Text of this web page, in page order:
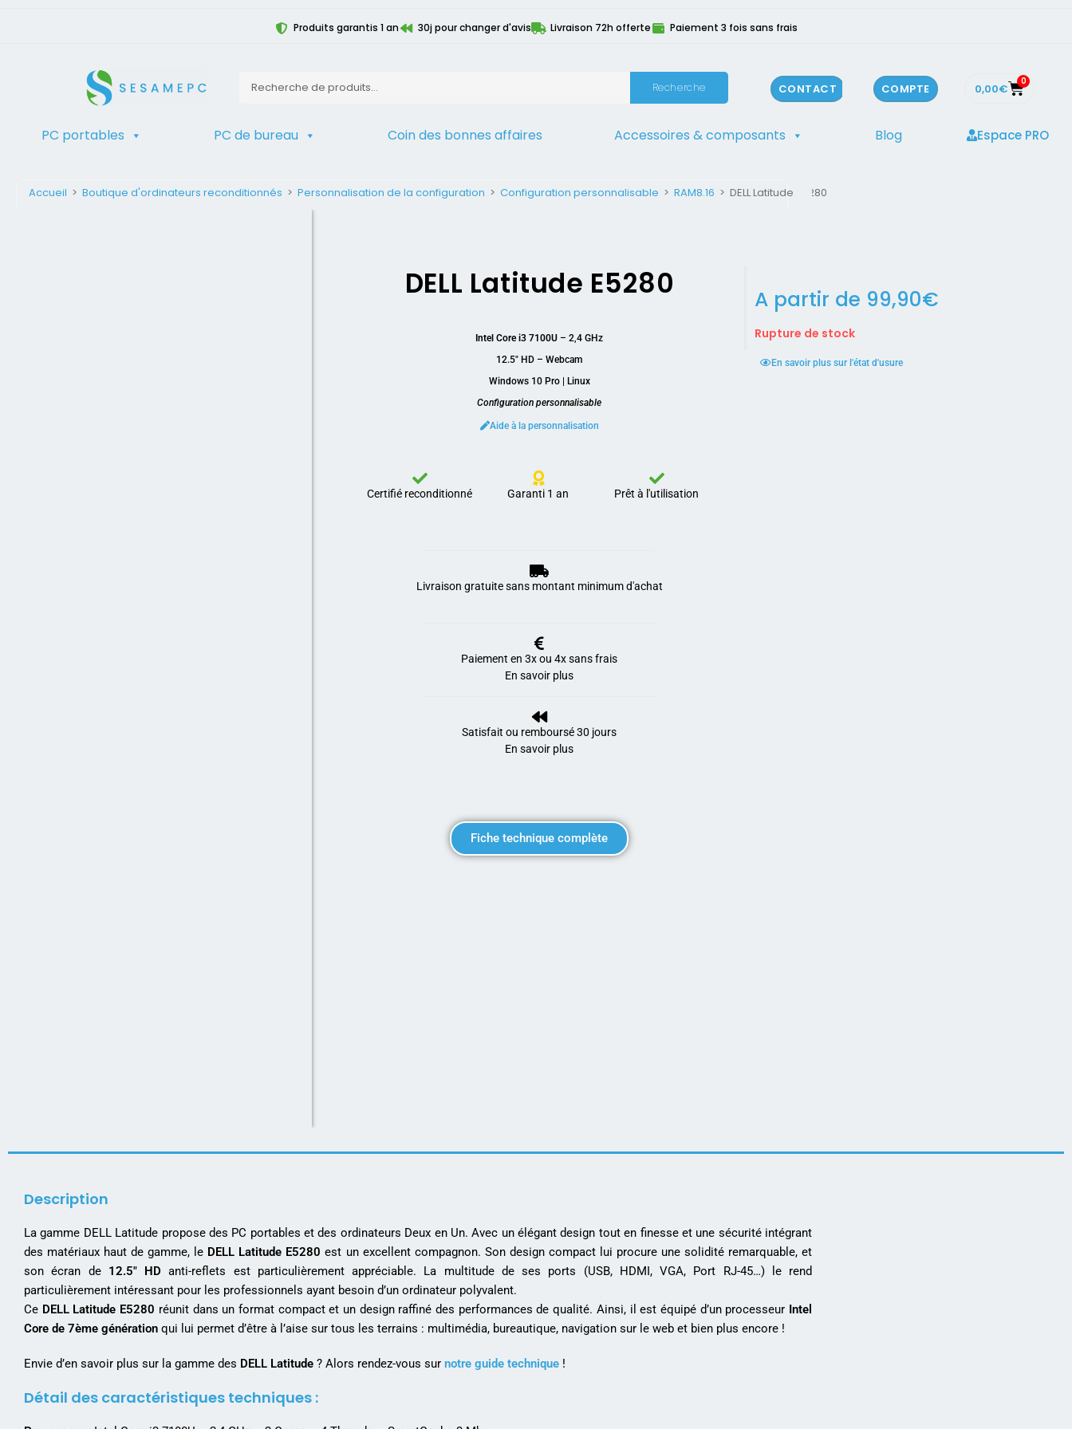
Produits garantis 1 an 30j pour changer d'avis Livraison 72h offerte Paiement 3 fois sans frais
Recherche CONTACT COMPTE 0,00€ 0
PC portables PC de bureau Coin des bonnes affaires Accessoires & composants Blog Espace PRO
Accueil > Boutique d'ordinateurs reconditionnés > Personnalisation de la configuration > Configuration personnalisable > RAM8.16 > DELL Latitude E5280
DELL Latitude E5280
Intel Core i3 7100U – 2,4 GHz
12.5″ HD – Webcam
Windows 10 Pro | Linux
Configuration personnalisable
Aide à la personnalisation
Certifié reconditionné Garanti 1 an Prêt à l'utilisation
Livraison gratuite sans montant minimum d'achat
Paiement en 3x ou 4x sans frais
En savoir plus
Satisfait ou remboursé 30 jours
En savoir plus
Fiche technique complète
A partir de 99,90€
Rupture de stock
En savoir plus sur l'état d'usure
Description
La gamme DELL Latitude propose des PC portables et des ordinateurs Deux en Un. Avec un élégant design tout en finesse et une sécurité intégrant
des matériaux haut de gamme, le DELL Latitude E5280 est un excellent compagnon. Son design compact lui procure une solidité remarquable, et
son écran de 12.5″ HD anti-reflets est particulièrement appréciable. La multitude de ses ports (USB, HDMI, VGA, Port RJ-45…) le rend
particulièrement intéressant pour les professionnels ayant besoin d’un ordinateur polyvalent.
Ce DELL Latitude E5280 réunit dans un format compact et un design raffiné des performances de qualité. Ainsi, il est équipé d’un processeur Intel
Core de 7ème génération qui lui permet d’être à l’aise sur tous les terrains : multimédia, bureautique, navigation sur le web et bien plus encore !
Envie d’en savoir plus sur la gamme des DELL Latitude ? Alors rendez-vous sur notre guide technique !
Détail des caractéristiques techniques :